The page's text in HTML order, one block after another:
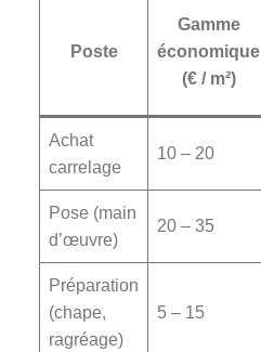
Poste
Gamme
économique
(€ / m²)
Achat
carrelage
10 – 20
Pose (main
d’œuvre)
20 – 35
Préparation
(chape,
ragréage)
5 – 15